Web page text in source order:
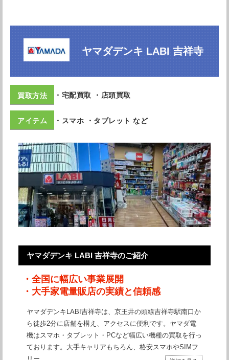
・業界NO.1の幅広い
じゃんぱら 吉祥寺店
銀座屋 吉祥寺駅前ハモニカ横丁店
買取大吉 コピス吉祥寺店
・手軽にLINE査定
・24時間メール、電
ハードオフ TOKYOラボ吉祥寺店
・業界大手の幅広い
・独自のアプリ買取
ヤマダデンキ LABI 吉祥寺
・宅配買取 ・店頭買取
・スマホ ・タブレット など
ヤマダデンキ LABI 吉祥寺のご紹介
・全国に幅広い事業展開
・大手家電量販店の実績と信頼感
ヤマダデンキLABI吉祥寺は、京王井の頭線吉祥寺駅南口か
ら徒歩2分に店舗を構え、アクセスに便利です。ヤマダ電
機はスマホ・タブレット・PCなど幅広い機種の買取を行っ
ております。大手キャリアもちろん、格安スマホやSIMフ